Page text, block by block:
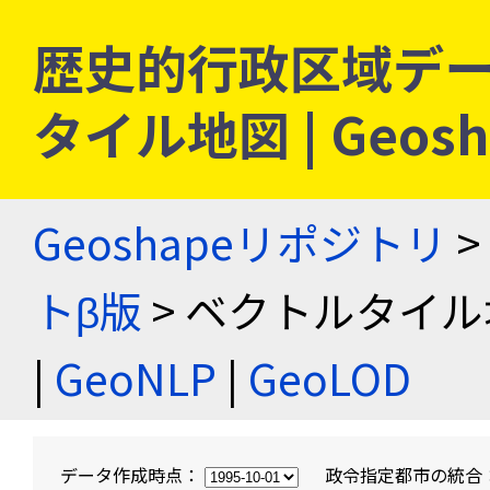
歴史的行政区域デ
タイル地図 |
Geoshapeリポジトリ >
トβ版 > ベクトルタイ
| GeoNLP | GeoLOD
データ作成時点： 政令指定都市の統